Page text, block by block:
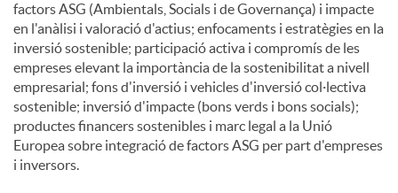
factors ASG (Ambientals, Socials i de Governança) i impacte
en l'anàlisi i valoració d'actius; enfocaments i estratègies en la
inversió sostenible; participació activa i compromís de les
empreses elevant la importància de la sostenibilitat a nivell
empresarial; fons d'inversió i vehicles d'inversió col·lectiva
sostenible; inversió d'impacte (bons verds i bons socials);
productes financers sostenibles i marc legal a la Unió
Europea sobre integració de factors ASG per part d'empreses
i inversors.